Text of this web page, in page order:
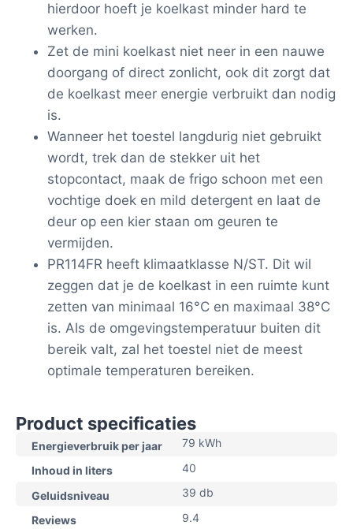
hierdoor hoeft je koelkast minder hard te
werken.
Zet de mini koelkast niet neer in een nauwe
doorgang of direct zonlicht, ook dit zorgt dat
de koelkast meer energie verbruikt dan nodig
is.
Wanneer het toestel langdurig niet gebruikt
wordt, trek dan de stekker uit het
stopcontact, maak de frigo schoon met een
vochtige doek en mild detergent en laat de
deur op een kier staan om geuren te
vermijden.
PR114FR heeft klimaatklasse N/ST. Dit wil
zeggen dat je de koelkast in een ruimte kunt
zetten van minimaal 16°C en maximaal 38°C
is. Als de omgevingstemperatuur buiten dit
bereik valt, zal het toestel niet de meest
optimale temperaturen bereiken.
Product specificaties
Energieverbruik per jaar 79 kWh
Inhoud in liters 40
Geluidsniveau 39 db
Reviews 9.4